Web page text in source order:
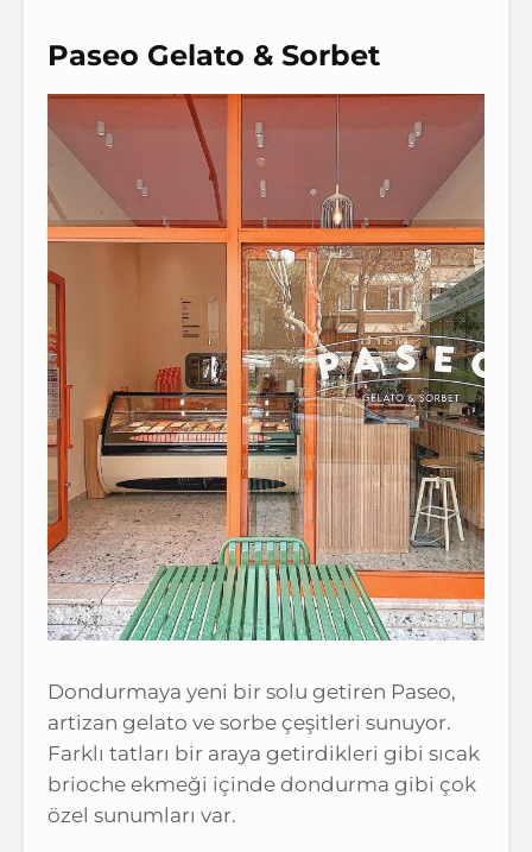
Paseo Gelato & Sorbet
Dondurmaya yeni bir solu getiren Paseo,
artizan gelato ve sorbe çeşitleri sunuyor.
Farklı tatları bir araya getirdikleri gibi sıcak
brioche ekmeği içinde dondurma gibi çok
özel sunumları var.